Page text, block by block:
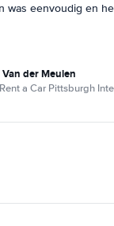
was eenvoudig en
der Meulen
a Car Pittsburgh